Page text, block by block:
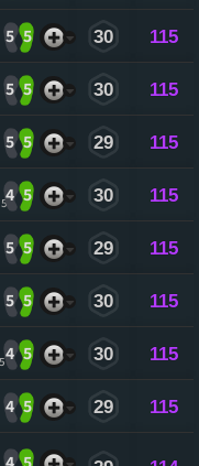
5 5 30 115
5 5 30 115
5 5 29 115
4 5 30 115
5 5 29 115
5 5 30 115
4 5 30 115
4 5 29 115
4 5